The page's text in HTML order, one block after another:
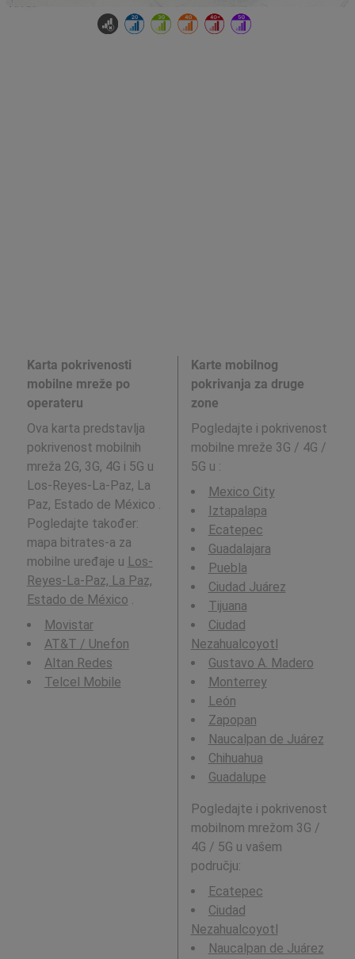
Karta pokrivenosti
mobilne mreže po
operateru
Ova karta predstavlja
pokrivenost mobilnih
mreža 2G, 3G, 4G i 5G u
Los-Reyes-La-Paz, La
Paz, Estado de México .
Pogledajte također:
mapa bitrates-a za
mobilne uređaje u Los-
Reyes-La-Paz, La Paz,
Estado de México .
Movistar
AT&T / Unefon
Altan Redes
Telcel Mobile
Karte mobilnog
pokrivanja za druge
zone
Pogledajte i pokrivenost
mobilne mreže 3G / 4G /
5G u :
Mexico City
Iztapalapa
Ecatepec
Guadalajara
Puebla
Ciudad Juárez
Tijuana
Ciudad
Nezahualcoyotl
Gustavo A. Madero
Monterrey
León
Zapopan
Naucalpan de Juárez
Chihuahua
Guadalupe
Pogledajte i pokrivenost
mobilnom mrežom 3G /
4G / 5G u vašem
području:
Ecatepec
Ciudad
Nezahualcoyotl
Naucalpan de Juárez